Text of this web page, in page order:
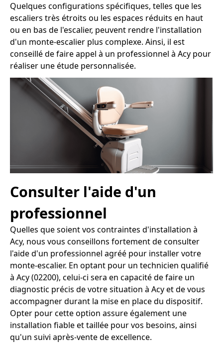
Quelques configurations spécifiques, telles que les
escaliers très étroits ou les espaces réduits en haut
ou en bas de l'escalier, peuvent rendre l'installation
d'un monte-escalier plus complexe. Ainsi, il est
conseillé de faire appel à un professionnel à Acy pour
réaliser une étude personnalisée.
Consulter l'aide d'un
professionnel
Quelles que soient vos contraintes d'installation à
Acy, nous vous conseillons fortement de consulter
l'aide d'un professionnel agréé pour installer votre
monte-escalier. En optant pour un technicien qualifié
à Acy (02200), celui-ci sera en capacité de faire un
diagnostic précis de votre situation à Acy et de vous
accompagner durant la mise en place du dispositif.
Opter pour cette option assure également une
installation fiable et taillée pour vos besoins, ainsi
qu'un suivi après-vente de excellence.